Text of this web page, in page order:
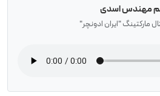
مهندس اسدی
مارکتینگ "ایران ادونچر"